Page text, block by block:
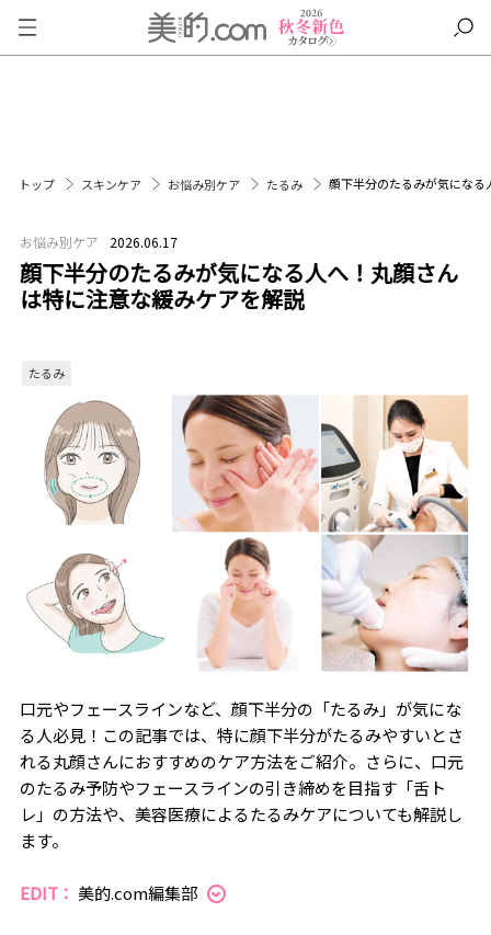
トップ スキンケア お悩み別ケア たるみ 顔下半分のたるみが気にな
お悩み別ケア 2026.06.17
顔下半分のたるみが気になる人へ！丸顔さん
は特に注意な緩みケアを解説
たるみ
口元やフェースラインなど、顔下半分の「たるみ」が気にな
る人必見！この記事では、特に顔下半分がたるみやすいとさ
れる丸顔さんにおすすめのケア方法をご紹介。さらに、口元
のたるみ予防やフェースラインの引き締めを目指す「舌ト
レ」の方法や、美容医療によるたるみケアについても解説し
ます。
EDIT： 美的.com編集部